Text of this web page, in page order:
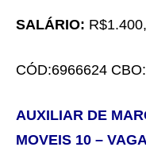
SALÁRIO:
CÓD:6966624 CBO:
AUXILIAR DE
MOVEIS 10 –